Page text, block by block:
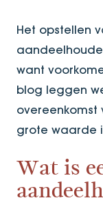
Het opstellen
want
blog leggen
grote waarde
Wat is